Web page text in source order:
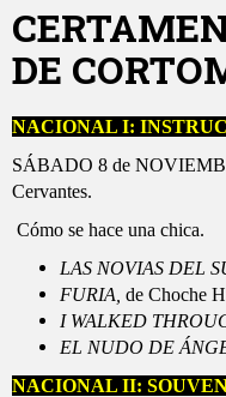
DE
NACIONAL I:
SÁBADO 8 de
Cervantes.
Cómo se hace una chica.
LAS NOVIAS DEL
FURIA, de Choche
I WALKED
EL NUDO DE
NACIONAL II: